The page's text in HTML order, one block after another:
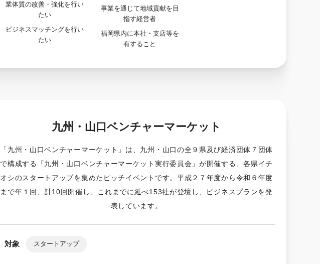
業体質の改善・強化を行い
たい
ビジネスマッチングを行い
たい
事業を通じて地域貢献を目
指す経営者
福岡県内に本社・支店等を
有すること
九州・山口ベンチャーマーケット
「九州・山口ベンチャーマーケット」は、九州・山口の全９県及び経済団体７団体
で構成する「九州・山口ベンチャーマーケット実行委員会」が開催する、各県イチ
オシのスタートアップを集めたピッチイベントです。平成２７年度から令和６年度
まで年１回、計10回開催し、これまでに延べ153社が登壇し、ビジネスプランを発
表しています。
対象 スタートアップ